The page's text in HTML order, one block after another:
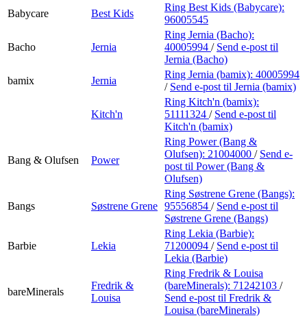
Babycare
Best Kids
Ring Best Kids (Babycare):
96005545
Bacho Jernia
Ring Jernia (Bacho):
40005994 / Send e-post til
Jernia (Bacho)
bamix
Jernia
Ring Jernia (bamix): 40005994
/ Send e-post til Jernia (bamix)
Kitch'n
Ring Kitch'n (bamix):
51111324 / Send e-post til
Kitch'n (bamix)
Bang & Olufsen Power
Ring Power (Bang &
Olufsen): 21004000 / Send e-
post til Power (Bang &
Olufsen)
Bangs Søstrene Grene
Ring Søstrene Grene (Bangs):
95556854 / Send e-post til
Søstrene Grene (Bangs)
Barbie Lekia
Ring Lekia (Barbie):
71200094 / Send e-post til
Lekia (Barbie)
bareMinerals
Fredrik &
Louisa
Ring Fredrik & Louisa
(bareMinerals): 71242103 /
Send e-post til Fredrik &
Louisa (bareMinerals)